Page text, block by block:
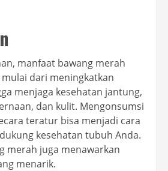
manfaat bawang merah
dari meningkatkan
menjaga kesehatan jantung,
dan kulit. Mengonsumsi
teratur bisa menjadi cara
kesehatan tubuh Anda.
merah juga menawarkan
menarik.